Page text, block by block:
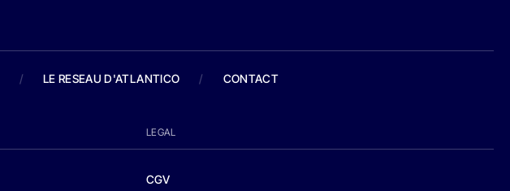
/ LE RESEAU D'ATLANTICO / CONTACT
LEGAL
CGV